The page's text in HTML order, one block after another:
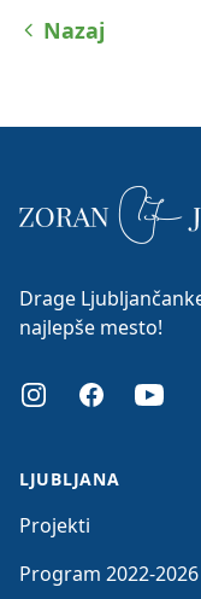
Nazaj
Drage
najlepše mesto!
InstagramFacebookYoutube
LJUBLJANA
Projekti
Program 2022-2026